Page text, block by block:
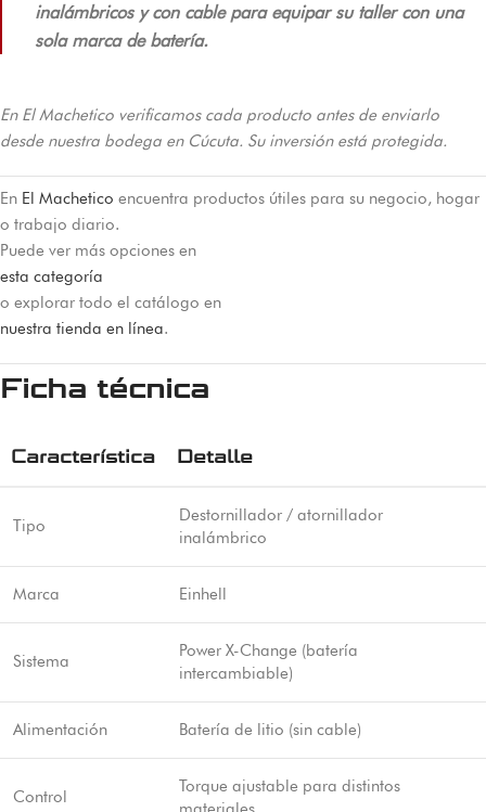
inalámbricos y con cable para equipar su taller con una
sola marca de batería.
En El Machetico verificamos cada producto antes de enviarlo
desde nuestra bodega en Cúcuta. Su inversión está protegida.
En El Machetico encuentra productos útiles para su negocio, hogar
o trabajo diario.
Puede ver más opciones en
esta categoría
o explorar todo el catálogo en
nuestra tienda en línea.
Ficha técnica
Característica Detalle
Tipo
Destornillador / atornillador
inalámbrico
Marca Einhell
Sistema
Power X-Change (batería
intercambiable)
Alimentación Batería de litio (sin cable)
Control
Torque ajustable para distintos